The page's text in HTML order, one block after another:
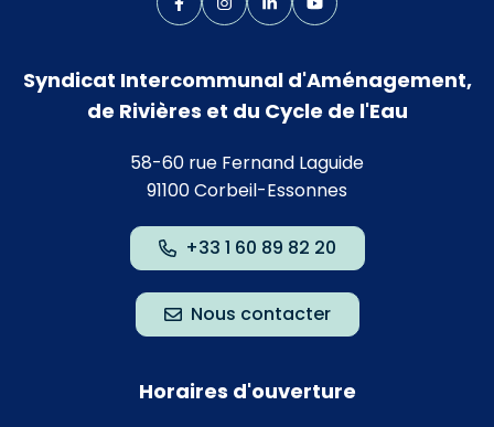
Lien vers le compte Facebook
Lien vers le compte Instagram
Lien vers le compte Linkedin
Lien vers la chaîne
Syndicat Intercommunal d'Aménagement,
de Rivières et du Cycle de l'Eau
58-60 rue Fernand Laguide
91100 Corbeil-Essonnes
+33 1 60 89 82 20
Nous contacter
Horaires d'ouverture